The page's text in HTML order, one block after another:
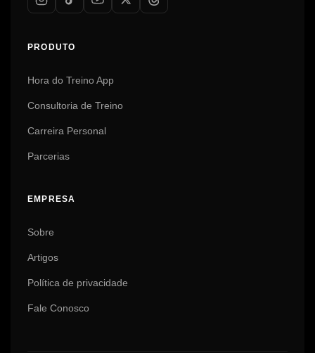
PRODUTO
Hora do Treino App
Consultoria de Treino
Carreira Personal
Parcerias
EMPRESA
Sobre
Artigos
Política de privacidade
Fale Conosco